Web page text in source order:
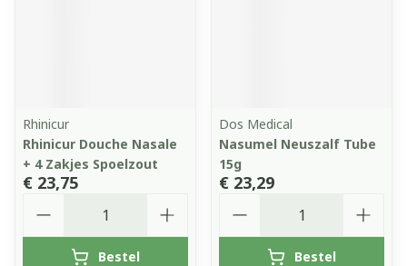
Rhinicur
Rhinicur Douche Nasale
+ 4 Zakjes Spoelzout
€ 23,75
Bestel
Dos Medical
Nasumel Neuszalf Tube
15g
€ 23,29
Bestel